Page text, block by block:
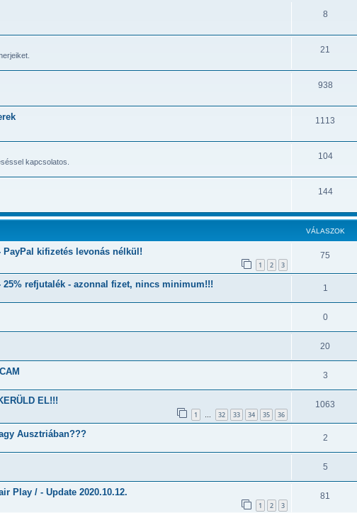
8
21
938
1113
kapcsolatos.
104
144
VÁLASZOK
PayPal kifizetés levonás nélkül!
1 2 3
75
refjutalék - azonnal fizet, nincs minimum!!! 1
0
20
3
EL!!!
1 … 32 33 34 35 36
1063
Ausztriában??? 2
5
Play / - Update 2020.10.12.
1 2 3
81